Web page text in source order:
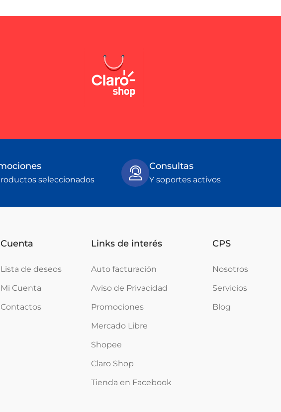
seleccionados
Consultas
Y soportes activos
Cuenta
Lista de deseos
Mi Cuenta
Contactos
Links de interés
Auto facturación
Aviso de Privacidad
Promociones
Mercado Libre
Shopee
Claro Shop
Tienda en Facebook
CPS
Nosotros
Servicios
Blog